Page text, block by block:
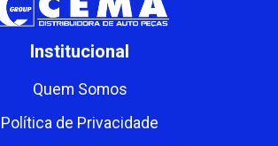
Institucional
Quem Somos
Política de Privacidade